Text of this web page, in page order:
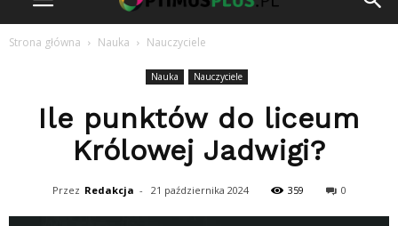
Strona główna Nauka Nauczyciele
Nauka Nauczyciele
Ile punktów do liceum
Królowej Jadwigi?
Przez Redakcja - 21 października 2024 359 0